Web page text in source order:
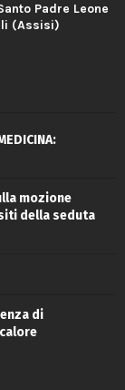
Padre Leone
(Assisi)
mozione
della seduta
di